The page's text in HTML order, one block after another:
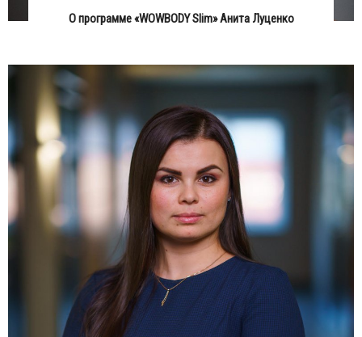
О программе «WOWBODY Slim» Анита Луценко